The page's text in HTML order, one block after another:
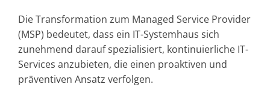
Die Transformation zum Managed Service Provider
(MSP) bedeutet, dass ein IT-Systemhaus sich
zunehmend darauf spezialisiert, kontinuierliche IT-
Services anzubieten, die einen proaktiven und
präventiven Ansatz verfolgen.